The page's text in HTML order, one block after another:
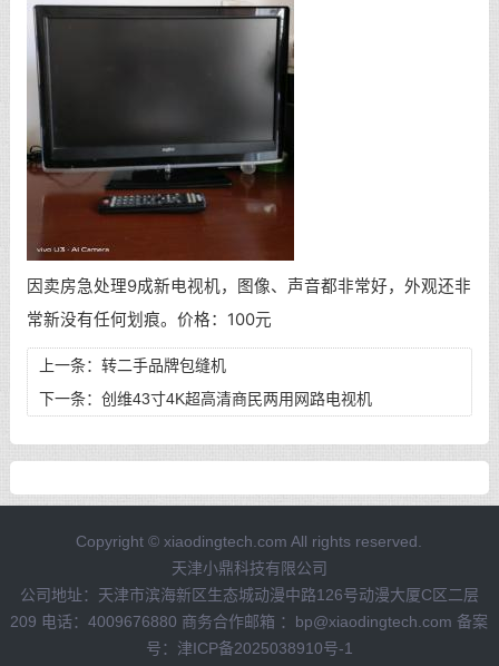
因卖房急处理9成新电视机，图像、声音都非常好，外观还非
常新没有任何划痕。价格：100元
上一条： 转二手品牌包缝机
下一条： 创维43寸4K超高清商民两用网路电视机
Copyright © xiaodingtech.com All rights reserved.
天津小鼎科技有限公司
公司地址：天津市滨海新区生态城动漫中路126号动漫大厦C区二层
209 电话：4009676880 商务合作邮箱 ：bp@xiaodingtech.com 备案
号： 津ICP备2025038910号-1